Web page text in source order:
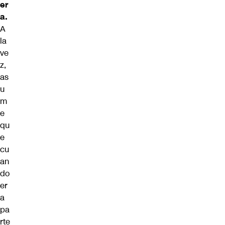
er
a.
A
la
ve
z,
as
u
m
e
qu
e
cu
an
do
er
a
pa
rte